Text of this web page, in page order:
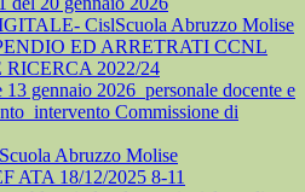
CislScuola Abruzzo Molise
ED ARRETRATI CCNL
2022/24
13 gennaio 2026_personale docente e
Commissione di
Abruzzo Molise
ATA 18/12/2025 8-11